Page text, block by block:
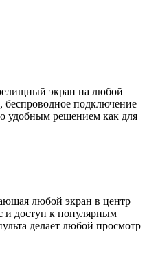
экран на любой
беспроводное подключение
удобным решением как для
любой экран в центр
и доступ к популярным
делает любой просмотр